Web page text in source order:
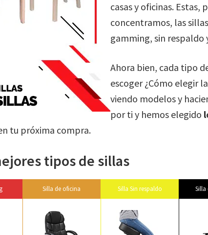
casas y oficinas. Estas,
concentramos, las
gamming, sin respaldo
Ahora bien, cada tipo
escoger ¿Cómo elegir
viendo modelos y
por ti y hemos elegido
tu próxima compra.
tipos de sillas
Silla de oficina Silla Sin respaldo